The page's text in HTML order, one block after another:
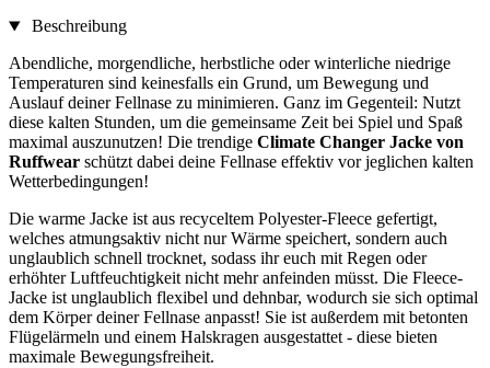
Beschreibung
Abendliche, morgendliche, herbstliche oder winterliche niedrige
Temperaturen sind keinesfalls ein Grund, um Bewegung und
Auslauf deiner Fellnase zu minimieren. Ganz im Gegenteil: Nutzt
diese kalten Stunden, um die gemeinsame Zeit bei Spiel und Spaß
maximal auszunutzen! Die trendige Climate Changer Jacke von
Ruffwear schützt dabei deine Fellnase effektiv vor jeglichen kalten
Wetterbedingungen!
Die warme Jacke ist aus recyceltem Polyester-Fleece gefertigt,
welches atmungsaktiv nicht nur Wärme speichert, sondern auch
unglaublich schnell trocknet, sodass ihr euch mit Regen oder
erhöhter Luftfeuchtigkeit nicht mehr anfeinden müsst. Die Fleece-
Jacke ist unglaublich flexibel und dehnbar, wodurch sie sich optimal
dem Körper deiner Fellnase anpasst! Sie ist außerdem mit betonten
Flügelärmeln und einem Halskragen ausgestattet - diese bieten
maximale Bewegungsfreiheit.